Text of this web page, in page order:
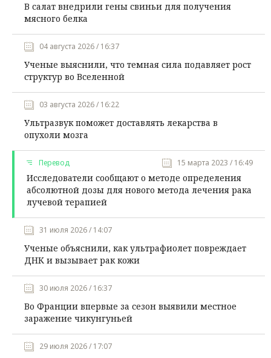
В салат внедрили гены свиньи для получения
мясного белка
04 августа 2026 / 16:37
Ученые выяснили, что темная сила подавляет рост
структур во Вселенной
03 августа 2026 / 16:22
Ультразвук поможет доставлять лекарства в
опухоли мозга
Перевод 15 марта 2023 / 16:49
Исследователи сообщают о методе определения
абсолютной дозы для нового метода лечения рака
лучевой терапией
31 июля 2026 / 14:07
Ученые объяснили, как ультрафиолет повреждает
ДНК и вызывает рак кожи
30 июля 2026 / 16:37
Во Франции впервые за сезон выявили местное
заражение чикунгуньей
29 июля 2026 / 17:07